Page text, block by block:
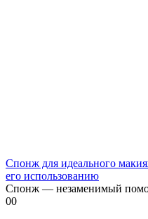
Спонж для идеального
его использованию
Спонж — незаменимый
00